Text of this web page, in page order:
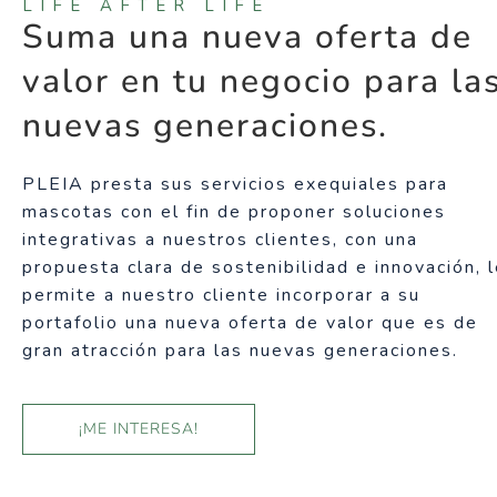
LIFE AFTER LIFE
Suma una nueva oferta de
valor en tu negocio para
nuevas generaciones.
PLEIA presta sus servicios exequiales para
mascotas con el fin de proponer soluciones
integrativas a nuestros clientes, con una
propuesta clara de sostenibilidad e innovación,
permite a nuestro cliente incorporar a su
portafolio una nueva oferta de valor que es de
gran atracción para las nuevas generaciones.
¡ME INTERESA!